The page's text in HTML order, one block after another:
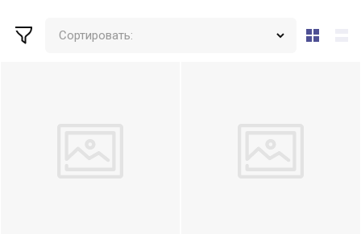
Сортировать: